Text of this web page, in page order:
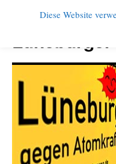
Diese Website